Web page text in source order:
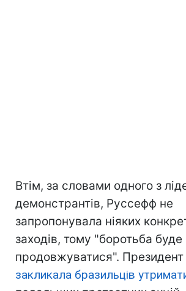
Втім, за словами одного з
демонстрантів, Руссефф не
запропонувала ніяких
заходів, тому "боротьба буде
продовжуватися". Президент
закликала бразильців